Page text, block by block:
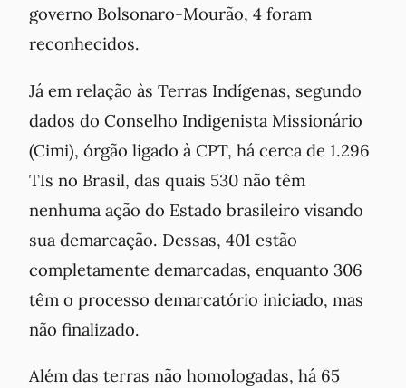
governo Bolsonaro-Mourão, 4 foram
reconhecidos.
Já em relação às Terras Indígenas, segundo
dados do Conselho Indigenista Missionário
(Cimi), órgão ligado à CPT, há cerca de 1.296
TIs no Brasil, das quais 530 não têm
nenhuma ação do Estado brasileiro visando
sua demarcação. Dessas, 401 estão
completamente demarcadas, enquanto 306
têm o processo demarcatório iniciado, mas
não finalizado.
Além das terras não homologadas, há 65